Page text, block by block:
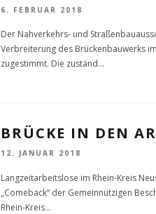
6. FEBRUAR 2018
Der Nahverkehrs- und
Verbreiterung des Brückenbauwerks
zugestimmt. Die zuständ...
BRÜCKE IN DEN
12. JANUAR 2018
Langzeitarbeitslose im Rhein-Kreis
„Comeback“ der Gemeinnützigen
Rhein-Kreis...